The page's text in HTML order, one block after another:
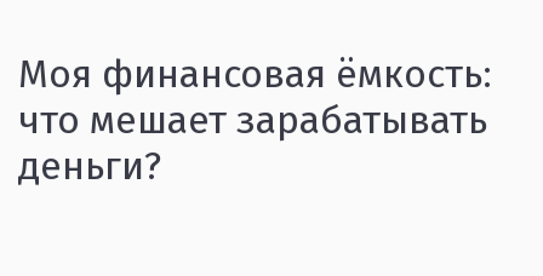
Моя финансовая ёмкость:
что мешает зарабатывать
деньги?